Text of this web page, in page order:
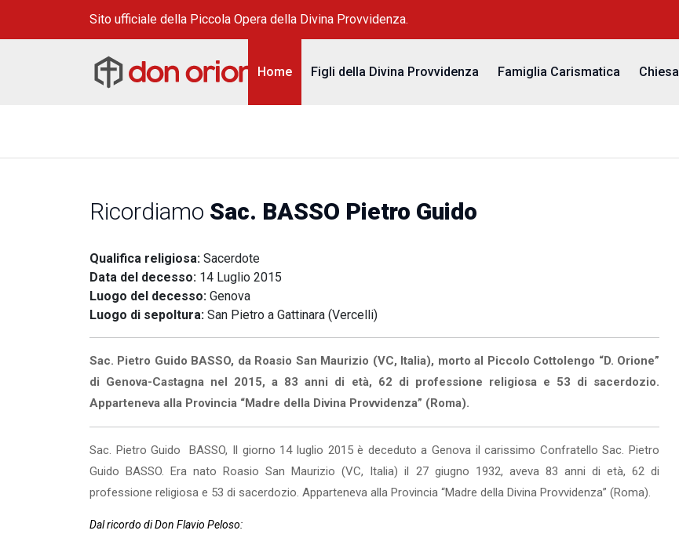
Sito ufficiale della Piccola Opera della Divina Provvidenza.
Home Figli della Divina Provvidenza Famiglia Carismatica Chiesa
Ricordiamo Sac. BASSO Pietro Guido
Qualifica religiosa: Sacerdote
Data del decesso: 14 Luglio 2015
Luogo del decesso: Genova
Luogo di sepoltura: San Pietro a Gattinara (Vercelli)
Sac. Pietro Guido BASSO, da Roasio San Maurizio (VC, Italia), morto al Piccolo Cottolengo “D. Orione”
di Genova-Castagna nel 2015, a 83 anni di età, 62 di professione religiosa e 53 di sacerdozio.
Apparteneva alla Provincia “Madre della Divina Provvidenza” (Roma).
Sac. Pietro Guido BASSO, Il giorno 14 luglio 2015 è deceduto a Genova il carissimo Confratello Sac. Pietro
Guido BASSO. Era nato Roasio San Maurizio (VC, Italia) il 27 giugno 1932, aveva 83 anni di età, 62 di
professione religiosa e 53 di sacerdozio. Apparteneva alla Provincia “Madre della Divina Provvidenza” (Roma).
Dal ricordo di Don Flavio Peloso: